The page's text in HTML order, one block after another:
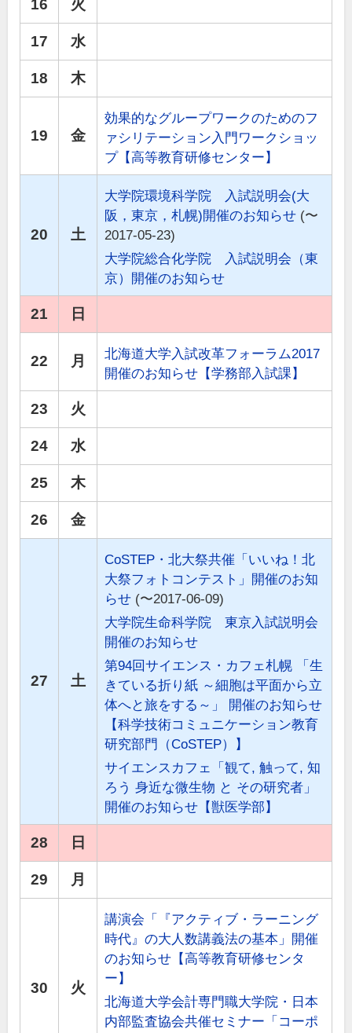
16 火
17 水
18 木
19 金
効果的なグループワークのためのフ
ァシリテーション入門ワークショッ
プ【高等教育研修センター】
20 土
大学院環境科学院 入試説明会(大
阪，東京，札幌)開催のお知らせ (〜
2017-05-23)
大学院総合化学院 入試説明会（東
京）開催のお知らせ
21 日
22 月
北海道大学入試改革フォーラム2017
開催のお知らせ【学務部入試課】
23 火
24 水
25 木
26 金
27 土
CoSTEP・北大祭共催「いいね！北
大祭フォトコンテスト」開催のお知
らせ (〜2017-06-09)
大学院生命科学院 東京入試説明会
開催のお知らせ
第94回サイエンス・カフェ札幌 「生
きている折り紙 ～細胞は平面から立
体へと旅をする～」 開催のお知らせ
【科学技術コミュニケーション教育
研究部門（CoSTEP）】
サイエンスカフェ「観て, 触って, 知
ろう 身近な微生物 と その研究者」
開催のお知らせ【獣医学部】
28 日
29 月
30 火
講演会「『アクティブ・ラーニング
時代』の大人数講義法の基本」開催
のお知らせ【高等教育研修センタ
ー】
北海道大学会計専門職大学院・日本
内部監査協会共催セミナー「コーポ